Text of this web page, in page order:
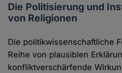
Die Politisierung und
von Religionen
Die politikwissenschaftliche
Reihe von plausiblen
konfliktverschärfende